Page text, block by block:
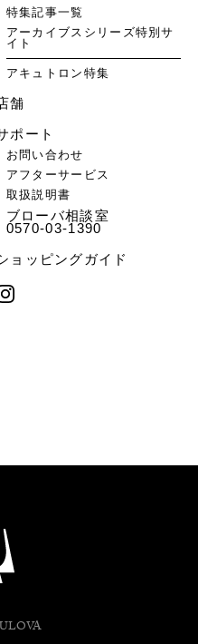
特集記事一覧
アーカイブスシリーズ特別サ
イト
アキュトロン特集
舗
ポート
お問い合わせ
アフターサービス
取扱説明書
ブローバ相談室
0570-03-1390
ョッピングガイド